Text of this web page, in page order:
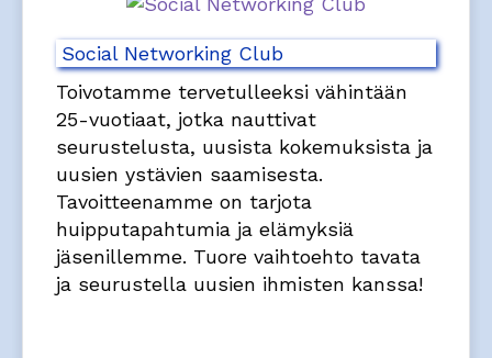
Social Networking Club
Toivotamme tervetulleeksi vähintään
25-vuotiaat, jotka nauttivat
seurustelusta, uusista kokemuksista ja
uusien ystävien saamisesta.
Tavoitteenamme on tarjota
huipputapahtumia ja elämyksiä
jäsenillemme. Tuore vaihtoehto tavata
ja seurustella uusien ihmisten kanssa!